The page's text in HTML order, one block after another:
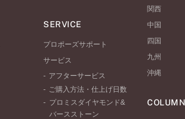
SERVICE
プロポーズサポート
サービス
アフターサービス
ご購入方法・仕上げ日数
プロミスダイヤモンド&
バースストーン
関西
中国
四国
九州
沖縄
COLUMN